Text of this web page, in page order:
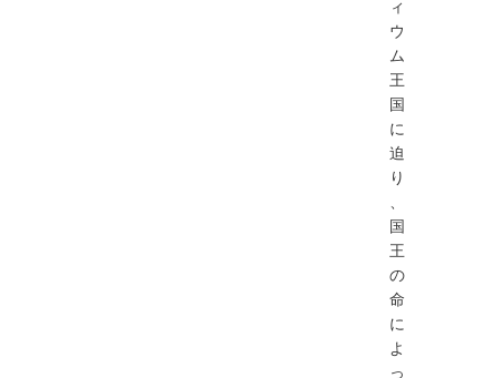
ィ
ウ
ム
王
国
に
迫
り
、
国
王
の
命
に
よ
っ